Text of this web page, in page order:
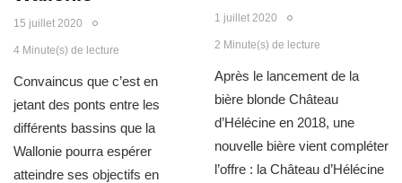
15 juillet 2020
4 Minute(s) de lecture
Convaincus que c’est en
jetant des ponts entre les
différents bassins que la
Wallonie pourra espérer
atteindre ses objectifs en
1 juillet 2020
2 Minute(s) de lecture
Après le lancement de la
bière blonde Château
d’Hélécine en 2018, une
nouvelle bière vient compléter
l’offre : la Château d’Hélécine